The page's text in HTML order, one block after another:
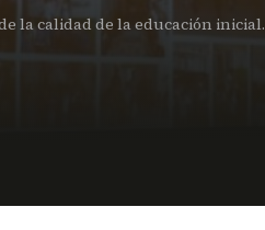
la calidad de la educación inicial.